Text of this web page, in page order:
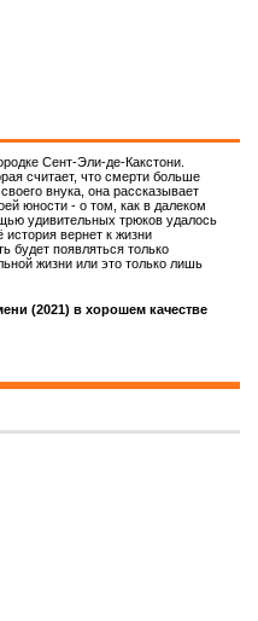
Сент-Эли-де-Какстони.
считает, что смерти больше
внука, она рассказывает
юности - о том, как в далеком
удивительных трюков удалось
вернет к жизни
будет появляться только
жизни или это только лишь
(2021) в хорошем качестве